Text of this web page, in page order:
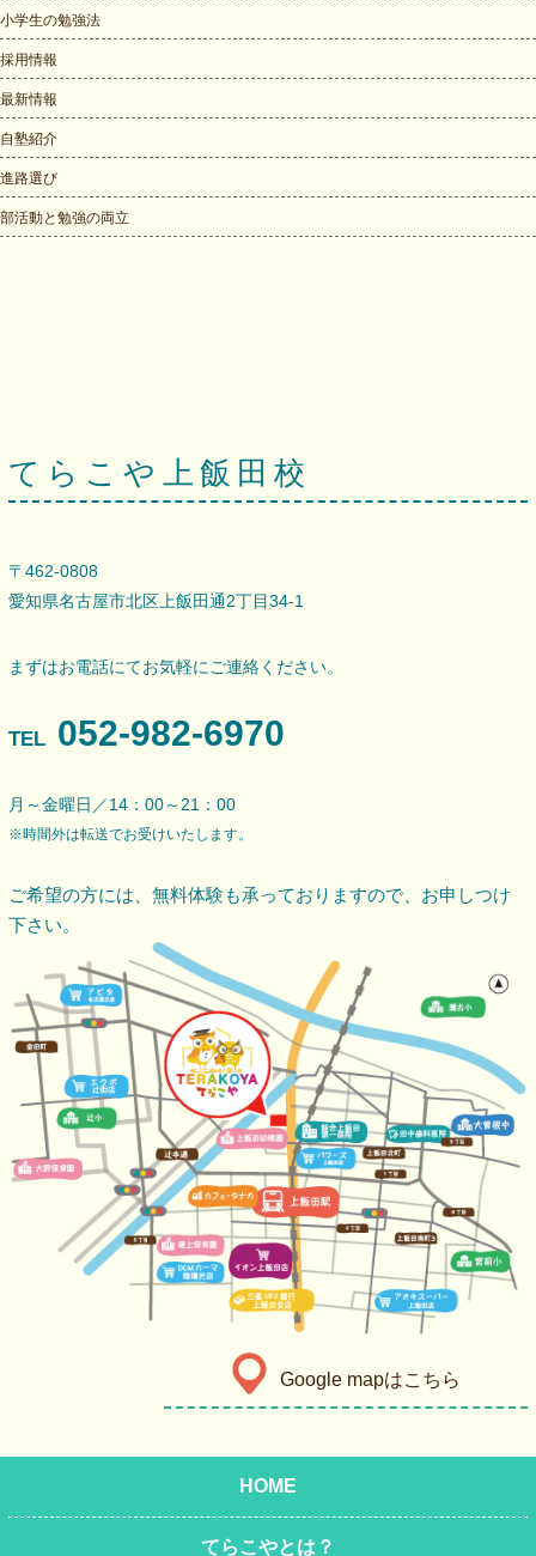
小学生の勉強法
採用情報
最新情報
自塾紹介
進路選び
部活動と勉強の両立
てらこや上飯田校
〒462-0808
愛知県名古屋市北区上飯田通2丁目34-1
まずはお電話にてお気軽にご連絡ください。
TEL 052-982-6970
月～金曜日／14：00～21：00
※時間外は転送でお受けいたします。
ご希望の方には、無料体験も承っておりますので、 お申しつけ
下さい。
Google mapはこちら
HOME
てらこやとは？